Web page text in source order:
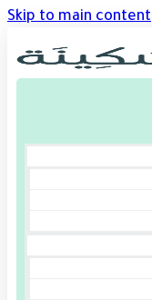
Skip to main content